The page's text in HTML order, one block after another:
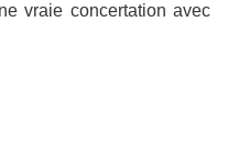
vraie concertation avec